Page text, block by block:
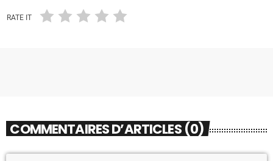
RATE IT
COMMENTAIRES D’ARTICLES (0)